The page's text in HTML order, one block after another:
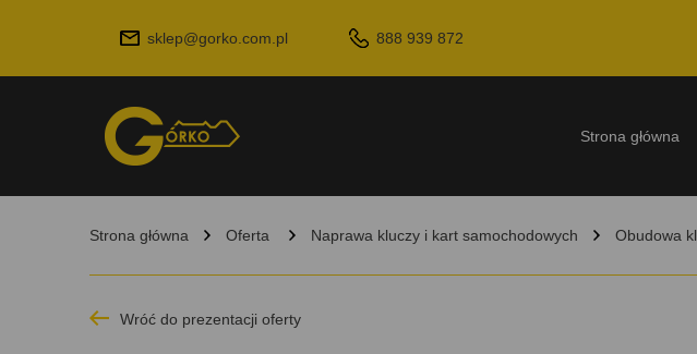
sklep@gorko.com.pl 888 939 872
Strona główna
Strona główna Oferta Naprawa kluczy i kart samochodowych Obudowa
Wróć do prezentacji oferty